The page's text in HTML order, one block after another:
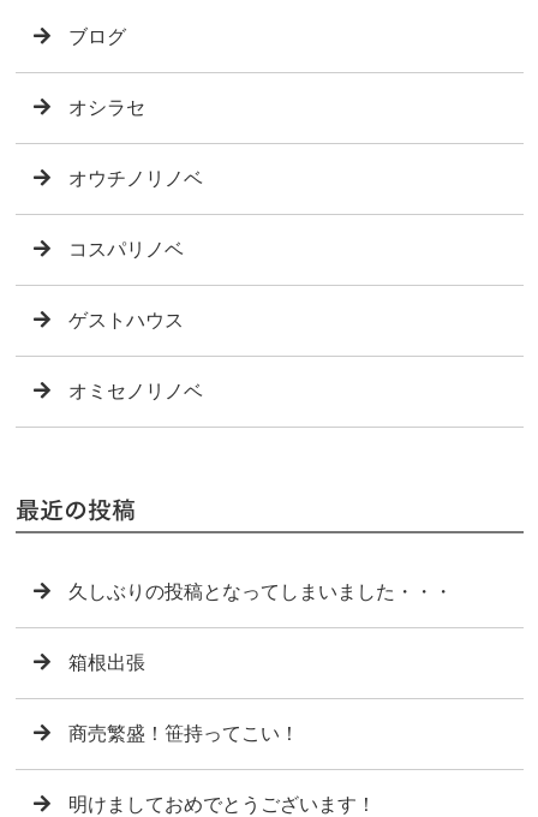
ブログ
オシラセ
オウチノリノベ
コスパリノベ
ゲストハウス
オミセノリノベ
最近の投稿
久しぶりの投稿となってしまいました・・・
箱根出張
商売繁盛！笹持ってこい！
明けましておめでとうございます！